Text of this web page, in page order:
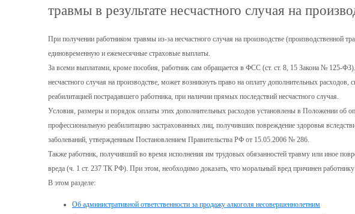
травмы в результате несчастного случая на
При получении работником травмы из-за несчастного случая на производстве (производственной
единовременную и ежемесячные страховые выплаты.
За всеми выплатами, кроме пособия, работник сам обращается в ФСС (ст. ст. 8, 15 Закона № 125-
несчастного случая на производстве, может возникнуть право на оплату дополнительных
реабилитацией пострадавшего работника, при наличии прямых последствий несчастного случая.
Условия, размеры и порядок оплаты этих дополнительных расходов установлены в Положении об
профессиональную реабилитацию застрахованных лиц, получивших повреждение здоровья
заболеваний, утвержденным Постановлением Правительства РФ от 15.05.2006 № 286.
Также работник, получивший во время исполнения им трудовых обязанностей травму или иное
вреда (ч. 1 ст. 237 ТК РФ). При этом, необходимо доказать, что моральный вред причинен
В этом разделе:
Об административной ответственности за продажу алкоголя несовершеннолетним